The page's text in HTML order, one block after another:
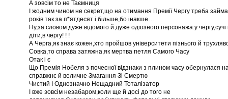
А зовсім то не Таємниця
І жодним чином не секрет,що на отимання Премії Чергу треба
років так за п*ятдесят і більше,бо інакше…
Ну,за словом дуже відомого й дуже одіозного персонажа:у чергу,сучі
діти,в чергу! ! !
А Черга,як знає кожен,хто пройшов університети пізнього й
Совка,то справа затяжна,як мертва петля Самого Часу
Отак і є
Що Премія Нобеля з почесної відзнаки з плином часу обернулася
справжнє й величне Змагання Зі Смертю
Чистий І Однозначно Нещадний Тоталізатор
І вже зовсім незабаром,коли ще й досі до того не